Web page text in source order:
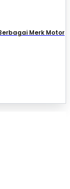
Merk Motor